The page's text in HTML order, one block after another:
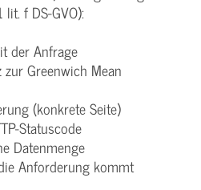
f DS-GVO):
der Anfrage
Greenwich Mean
(konkrete Seite)
Statuscode
Datenmenge
Anforderung kommt